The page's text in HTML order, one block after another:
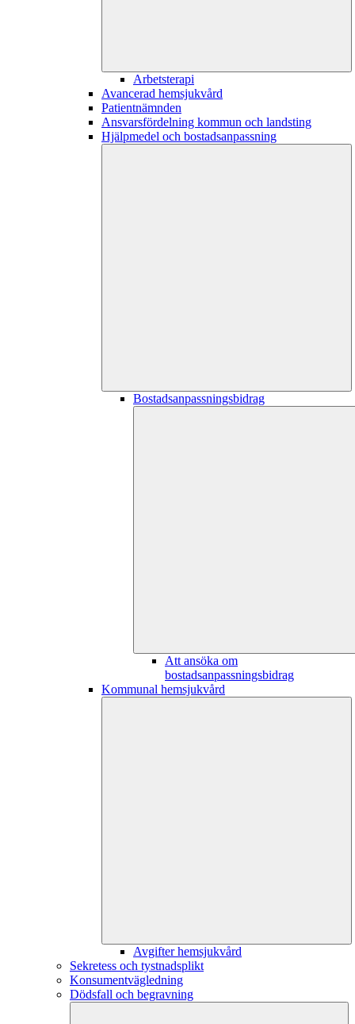
Arbetsterapi
Avancerad hemsjukvård
Patientnämnden
Ansvarsfördelning kommun och landsting
Hjälpmedel och bostadsanpassning
Bostadsanpassningsbidrag
Att ansöka om
bostadsanpassningsbidrag
Kommunal hemsjukvård
Avgifter hemsjukvård
Sekretess och tystnadsplikt
Konsumentvägledning
Dödsfall och begravning